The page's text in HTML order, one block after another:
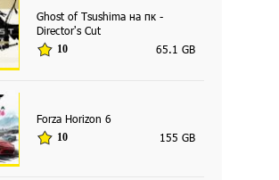
Ghost of Tsushima на пк -
Director's Cut
10 65.1 GB
Forza Horizon 6
10 155 GB